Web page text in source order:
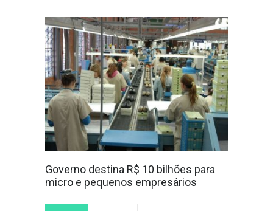
Governo destina R$ 10 bilhões para
micro e pequenos empresários